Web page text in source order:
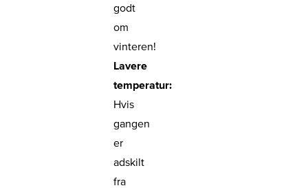
godt
om
vinteren!
Lavere
temperatur:
Hvis
gangen
er
adskilt
fra